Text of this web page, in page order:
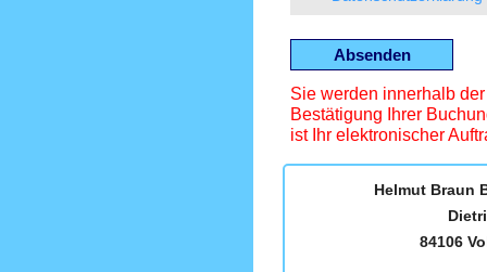
Sie werden innerhalb
Bestätigung Ihrer
ist Ihr elektronischer
Helmut Braun
84106